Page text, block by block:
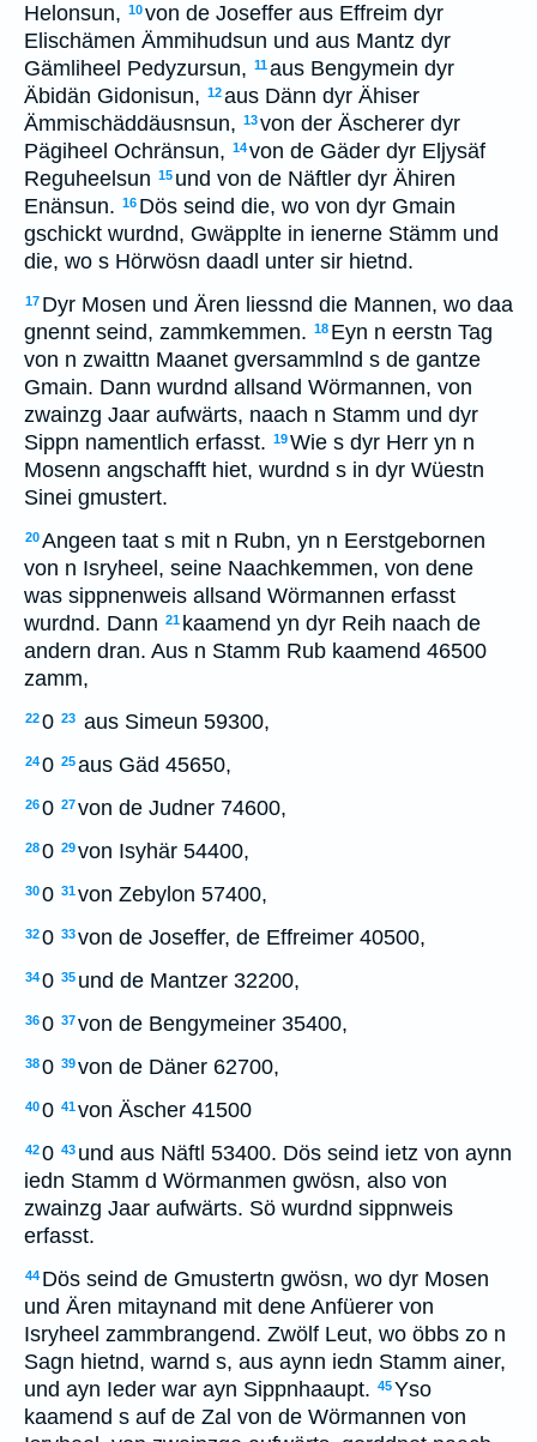
Helonsun, 10von de Joseffer aus Effreim dyr
Elischämen Ämmihudsun und aus Mantz dyr
Gämliheel Pedyzursun, 11aus Bengymein dyr
Äbidän Gidonisun, 12aus Dänn dyr Ähiser
Ämmischäddäusnsun, 13von der Äscherer dyr
Pägiheel Ochränsun, 14von de Gäder dyr Eljysäf
Reguheelsun 15 und von de Näftler dyr Ähiren
Enänsun. 16 Dös seind die, wo von dyr Gmain
gschickt wurdnd, Gwäpplte in ienerne Stämm und
die, wo s Hörwösn daadl unter sir hietnd.
17 Dyr Mosen und Ären liessnd die Mannen, wo daa
gnennt seind, zammkemmen. 18 Eyn n eerstn Tag
von n zwaittn Maanet gversammlnd s de gantze
Gmain. Dann wurdnd allsand Wörmannen, von
zwainzg Jaar aufwärts, naach n Stamm und dyr
Sippn namentlich erfasst. 19Wie s dyr Herr yn n
Mosenn angschafft hiet, wurdnd s in dyr Wüestn
Sinei gmustert.
20Angeen taat s mit n Rubn, yn n Eerstgebornen
von n Isryheel, seine Naachkemmen, von dene
was sippnenweis allsand Wörmannen erfasst
wurdnd. Dann 21 kaamend yn dyr Reih naach de
andern dran. Aus n Stamm Rub kaamend 46500
zamm,
220 23 aus Simeun 59300,
240 25aus Gäd 45650,
260 27von de Judner 74600,
280 29von Isyhär 54400,
300 31von Zebylon 57400,
320 33von de Joseffer, de Effreimer 40500,
340 35 und de Mantzer 32200,
360 37von de Bengymeiner 35400,
380 39von de Däner 62700,
400 41von Äscher 41500
420 43 und aus Näftl 53400. Dös seind ietz von aynn
iedn Stamm d Wörmanmen gwösn, also von
zwainzg Jaar aufwärts. Sö wurdnd sippnweis
erfasst.
44 Dös seind de Gmustertn gwösn, wo dyr Mosen
und Ären mitaynand mit dene Anfüerer von
Isryheel zammbrangend. Zwölf Leut, wo öbbs zo n
Sagn hietnd, warnd s, aus aynn iedn Stamm ainer,
und ayn Ieder war ayn Sippnhaaupt. 45Yso
kaamend s auf de Zal von de Wörmannen von